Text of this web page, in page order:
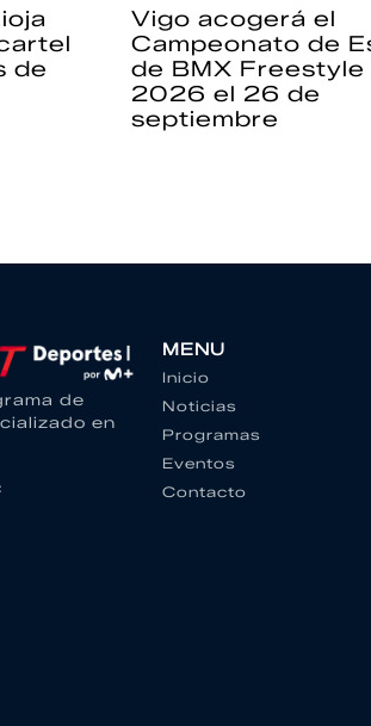
de
Vigo acogerá el
Campeonato de
de BMX Freestyle
2026 el 26 de
septiembre
de
en
MENU
Inicio
Noticias
Programas
Eventos
Contacto